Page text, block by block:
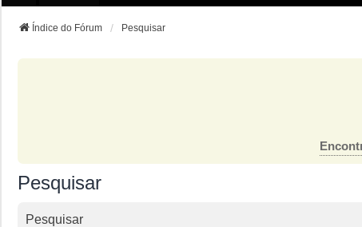
Índice do Fórum Pesquisar
Pesquisar
Pesquisar